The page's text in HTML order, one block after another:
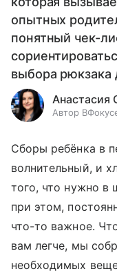
опытных
понятный чек-
выбора
Анастасия
Автор
Сборы ребёнка в
волнительный, и
того, что нужно в
при этом,
что-то важное.
вам легче, мы
необходимых